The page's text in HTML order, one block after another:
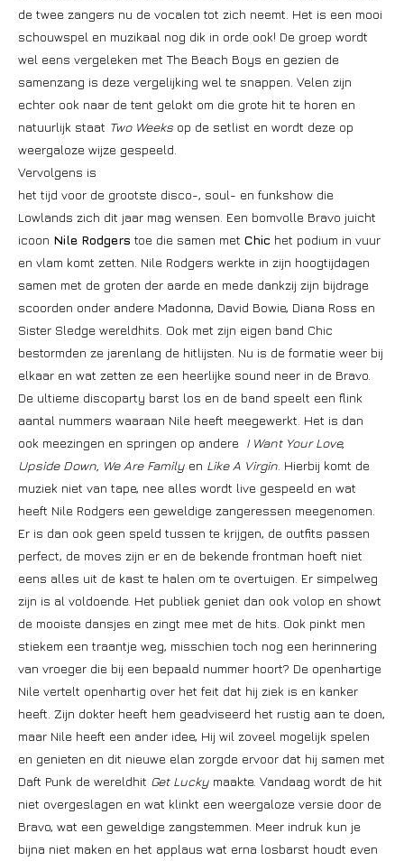
de twee zangers nu de vocalen tot zich neemt. Het is een mooi
schouwspel en muzikaal nog dik in orde ook! De groep wordt
wel eens vergeleken met The Beach Boys en gezien de
samenzang is deze vergelijking wel te snappen. Velen zijn
echter ook naar de tent gelokt om die grote hit te horen en
natuurlijk staat Two Weeks op de setlist en wordt deze op
weergaloze wijze gespeeld.
Vervolgens is
het tijd voor de grootste disco-, soul- en funkshow die
Lowlands zich dit jaar mag wensen. Een bomvolle Bravo juicht
icoon Nile Rodgers toe die samen met Chic het podium in vuur
en vlam komt zetten. Nile Rodgers werkte in zijn hoogtijdagen
samen met de groten der aarde en mede dankzij zijn bijdrage
scoorden onder andere Madonna, David Bowie, Diana Ross en
Sister Sledge wereldhits. Ook met zijn eigen band Chic
bestormden ze jarenlang de hitlijsten. Nu is de formatie weer bij
elkaar en wat zetten ze een heerlijke sound neer in de Bravo.
De ultieme discoparty barst los en de band speelt een flink
aantal nummers waaraan Nile heeft meegewerkt. Het is dan
ook meezingen en springen op andere I Want Your Love,
Upside Down, We Are Family en Like A Virgin . Hierbij komt de
muziek niet van tape, nee alles wordt live gespeeld en wat
heeft Nile Rodgers een geweldige zangeressen meegenomen.
Er is dan ook geen speld tussen te krijgen, de outfits passen
perfect, de moves zijn er en de bekende frontman hoeft niet
eens alles uit de kast te halen om te overtuigen. Er simpelweg
zijn is al voldoende. Het publiek geniet dan ook volop en showt
de mooiste dansjes en zingt mee met de hits. Ook pinkt men
stiekem een traantje weg, misschien toch nog een herinnering
van vroeger die bij een bepaald nummer hoort? De openhartige
Nile vertelt openhartig over het feit dat hij ziek is en kanker
heeft. Zijn dokter heeft hem geadviseerd het rustig aan te doen,
maar Nile heeft een ander idee, Hij wil zoveel mogelijk spelen
en genieten en dit nieuwe elan zorgde ervoor dat hij samen met
Daft Punk de wereldhit Get Lucky maakte. Vandaag wordt de hit
niet overgeslagen en wat klinkt een weergaloze versie door de
Bravo, wat een geweldige zangstemmen. Meer indruk kun je
bijna niet maken en het applaus wat erna losbarst houdt even